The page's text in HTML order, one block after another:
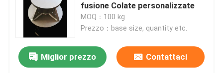
fusione Colate personalizzate
MOQ：100 kg
Prezzo：base size, quantity etc.
Miglior prezzo Contattaci